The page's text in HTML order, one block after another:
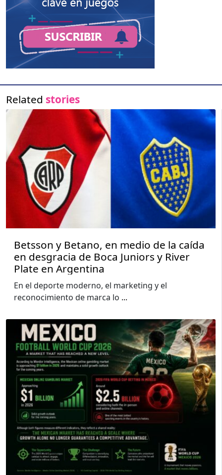
Related stories
Betsson y Betano, en medio de la caída
en desgracia de Boca Juniors y River
Plate en Argentina
En el deporte moderno, el marketing y el
reconocimiento de marca lo ...